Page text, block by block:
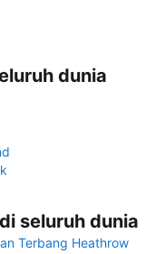
dunia
seluruh dunia
Terbang Heathrow